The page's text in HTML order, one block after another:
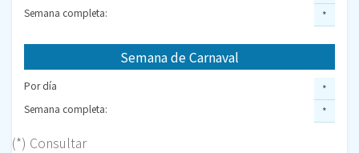
Semana completa:
*
Semana de Carnaval
Por día
Semana completa:
*
*
(*) Consultar